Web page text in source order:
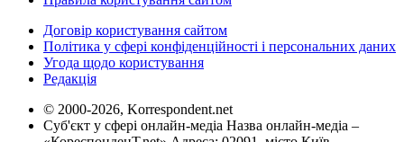
Договір користування сайтом
Політика у сфері конфіденційності і персональних даних
Угода щодо користування
Редакція
© 2000-2026, Korrespondent.net
Суб'єкт у сфері онлайн-медіа Назва онлайн-медіа –